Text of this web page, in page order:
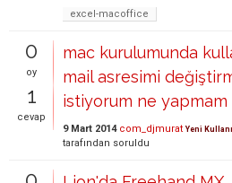
excel-macoffice
0
oy
1
cevap
mac kurulumunda
mail asresimi
istiyorum ne yapmam
9 Mart 2014 com_djmurat Yeni
tarafından soruldu